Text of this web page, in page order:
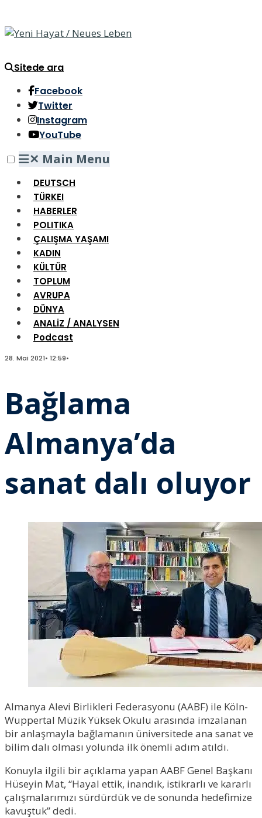
Sitede ara
Facebook
Twitter
Instagram
YouTube
✕ Main Menu
DEUTSCH
TÜRKEI
HABERLER
POLITIKA
ÇALIŞMA YAŞAMI
KADIN
KÜLTÜR
TOPLUM
AVRUPA
DÜNYA
ANALİZ / ANALYSEN
Podcast
28. Mai 2021• 12:59•
Bağlama
Almanya’da
sanat dalı oluyor
Almanya Alevi Birlikleri Federasyonu (AABF) ile Köln-
Wuppertal Müzik Yüksek Okulu arasında imzalanan
bir anlaşmayla bağlamanın üniversitede ana sanat ve
bilim dalı olması yolunda ilk önemli adım atıldı.
Konuyla ilgili bir açıklama yapan AABF Genel Başkanı
Hüseyin Mat, “Hayal ettik, inandık, istikrarlı ve kararlı
çalışmalarımızı sürdürdük ve de sonunda hedefimize
kavuştuk” dedi.